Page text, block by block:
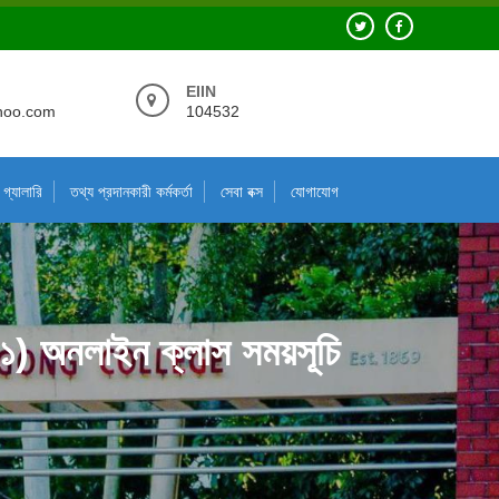
EIIN
104532
গ্যালারি তথ্য প্রদানকারী কর্মকর্তা সেবা বক্স যোগাযোগ
অনলাইন ক্লাস সময়সূচি